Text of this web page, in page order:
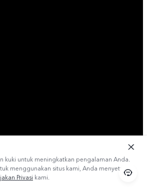
kuki untuk meningkatkan pengalaman Anda.
menggunakan situs kami, Anda menyetujui
Privasi kami.